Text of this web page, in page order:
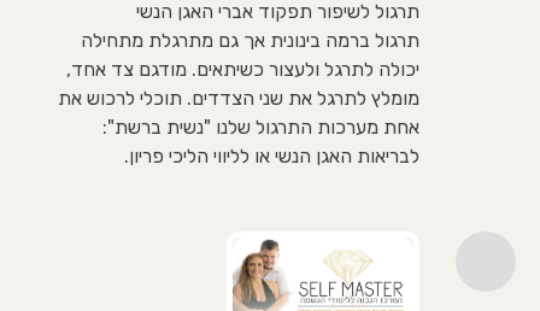
תרגול לשיפור תפקוד אברי האגן הנשי
תרגול ברמה בינונית אך גם מתרגלת מתחילה
יכולה לתרגל ולעצור כשיתאים. מודגם צד אחד,
מומלץ לתרגל את שני הצדדים. תוכלי לרכוש את
אחת מערכות התרגול שלנו "נשית ברשת":
לבריאות האגן הנשי או לליווי הליכי פריון.